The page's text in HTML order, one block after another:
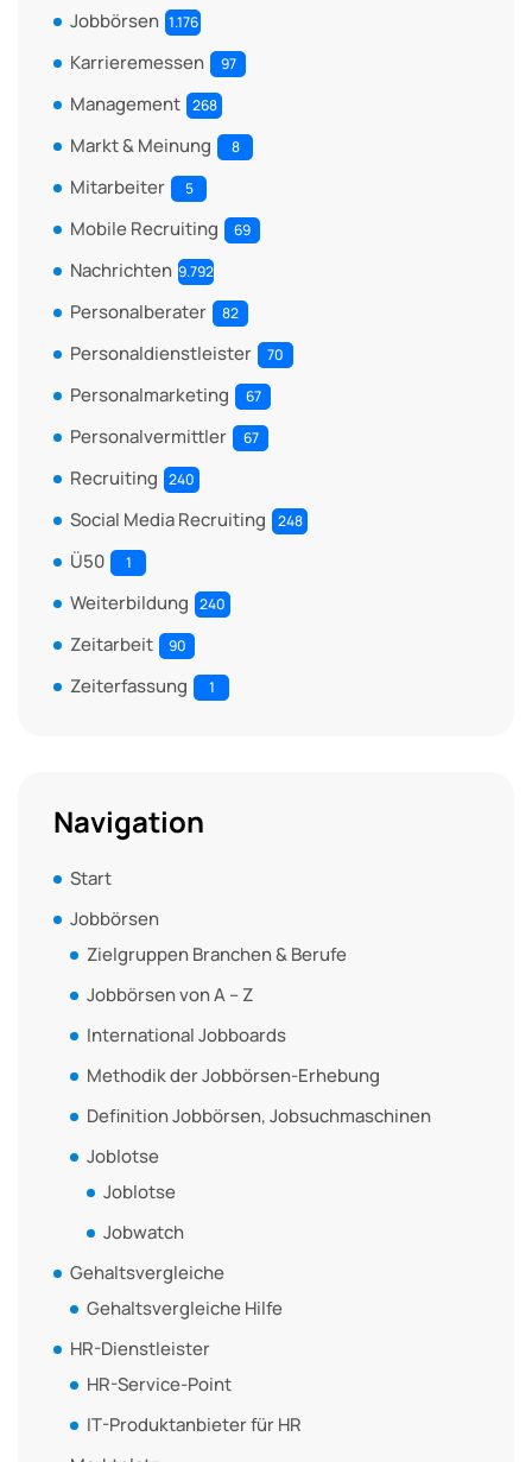
Jobbörsen 1.176
Karrieremessen 97
Management 268
Markt & Meinung 8
Mitarbeiter 5
Mobile Recruiting 69
Nachrichten 9.792
Personalberater 82
Personaldienstleister 70
Personalmarketing 67
Personalvermittler 67
Recruiting 240
Social Media Recruiting 248
Ü50 1
Weiterbildung 240
Zeitarbeit 90
Zeiterfassung 1
Navigation
Start
Jobbörsen
Zielgruppen Branchen & Berufe
Jobbörsen von A – Z
International Jobboards
Methodik der Jobbörsen-Erhebung
Definition Jobbörsen, Jobsuchmaschinen
Joblotse
Joblotse
Jobwatch
Gehaltsvergleiche
Gehaltsvergleiche Hilfe
HR-Dienstleister
HR-Service-Point
IT-Produktanbieter für HR